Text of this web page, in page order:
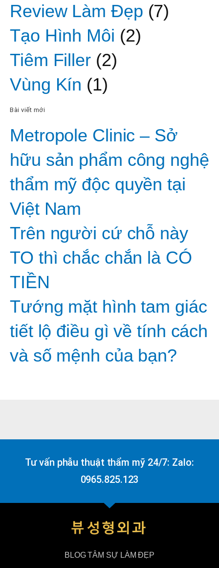
Review Làm Đẹp (7)
Tạo Hình Môi (2)
Tiêm Filler(2)
Vùng Kín (1)
Bài viết mới
Metropole Clinic – Sở
hữu sản phẩm công nghệ
thẩm mỹ độc quyền tại
Việt Nam
Trên người cứ chỗ này
TO thì chắc chắn là CÓ
TIỀN
Tướng mặt hình tam giác
tiết lộ điều gì về tính cách
và số mệnh của bạn?
Tư vấn phẫu thuật thẩm mỹ 24/7: Zalo:
0965.825.123
BLOG TÂM SỰ LÀM ĐẸP